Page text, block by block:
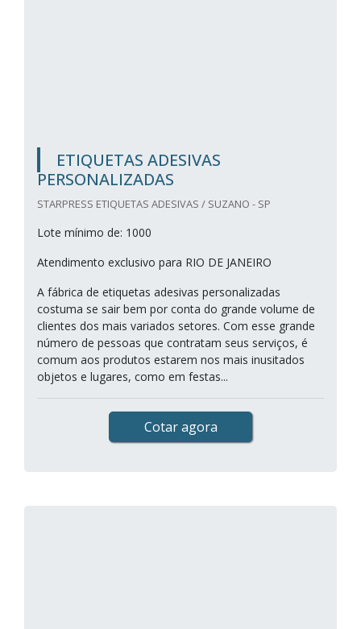
ETIQUETAS ADESIVAS
PERSONALIZADAS
STARPRESS ETIQUETAS ADESIVAS / SUZANO - SP
Lote mínimo de: 1000
Atendimento exclusivo para RIO DE JANEIRO
A fábrica de etiquetas adesivas personalizadas
costuma se sair bem por conta do grande volume de
clientes dos mais variados setores. Com esse grande
número de pessoas que contratam seus serviços, é
comum aos produtos estarem nos mais inusitados
objetos e lugares, como em festas...
Cotar agora